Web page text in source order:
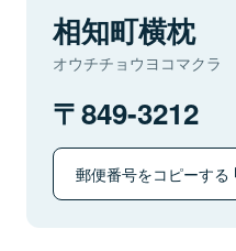
相知町横枕
オウチチョウヨコマクラ
849-3212
郵便番号をコピーする